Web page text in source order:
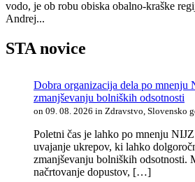
vodo, je ob robu obiska obalno-kraške
Andrej...
STA novice
Dobra organizacija dela po mnenju
zmanjševanju bolniških odsotnosti
on 09. 08. 2026 in Zdravstvo, Slovensko
Poletni čas je lahko po mnenju
uvajanje ukrepov, ki lahko
zmanjševanju bolniških odsotnosti.
načrtovanje dopustov, […]